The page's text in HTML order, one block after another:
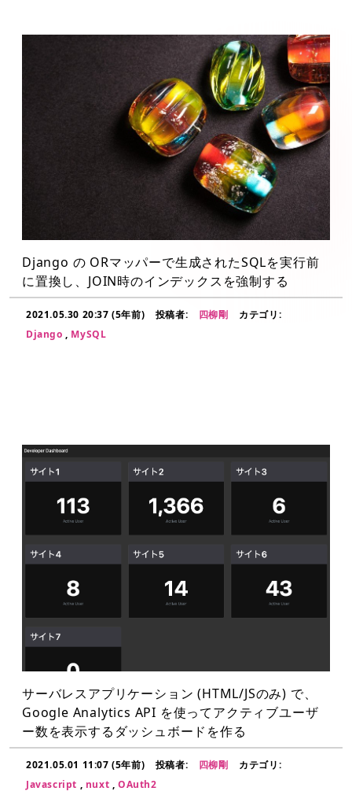
Django の ORマッパーで生成されたSQLを実行前
に置換し、JOIN時のインデックスを強制する
2021.05.30 20:37 (5年前) 投稿者: 四柳剛
カテゴリ:
Django, MySQL
サーバレスアプリケーション (HTML/JSのみ) で、
Google Analytics API を使ってアクティブユーザ
ー数を表示するダッシュボードを作る
2021.05.01 11:07 (5年前) 投稿者: 四柳剛
カテゴリ:
Javascript , nuxt ,OAuth2